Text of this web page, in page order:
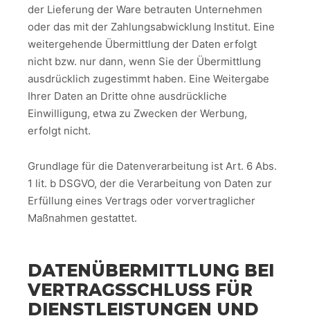
der Lieferung der Ware betrauten Unternehmen
oder das mit der Zahlungsabwicklung Institut. Eine
weitergehende Übermittlung der Daten erfolgt
nicht bzw. nur dann, wenn Sie der Übermittlung
ausdrücklich zugestimmt haben. Eine Weitergabe
Ihrer Daten an Dritte ohne ausdrückliche
Einwilligung, etwa zu Zwecken der Werbung,
erfolgt nicht.
Grundlage für die Datenverarbeitung ist Art. 6 Abs.
1 lit. b DSGVO, der die Verarbeitung von Daten zur
Erfüllung eines Vertrags oder vorvertraglicher
Maßnahmen gestattet.
DATENÜBERMITTLUNG BEI
VERTRAGSSCHLUSS FÜR
DIENSTLEISTUNGEN UND